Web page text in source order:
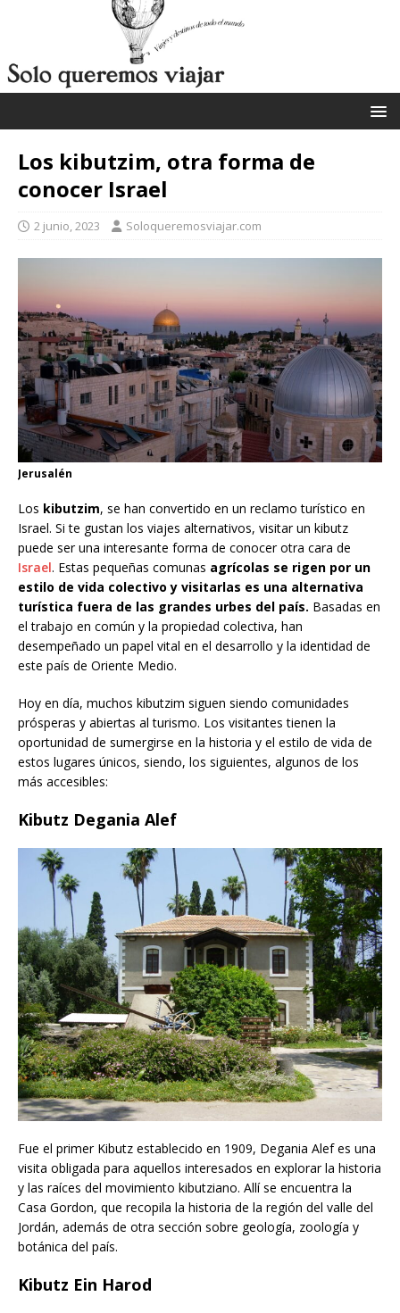
Los kibutzim, otra forma de
conocer Israel
2 junio, 2023 Soloqueremosviajar.com
Jerusalén
Los kibutzim, se han convertido en un reclamo turístico en
Israel. Si te gustan los viajes alternativos, visitar un kibutz
puede ser una interesante forma de conocer otra cara de
Israel. Estas pequeñas comunas agrícolas se rigen por un
estilo de vida colectivo y visitarlas es una alternativa
turística fuera de las grandes urbes del país. Basadas en
el trabajo en común y la propiedad colectiva, han
desempeñado un papel vital en el desarrollo y la identidad de
este país de Oriente Medio.
Hoy en día, muchos kibutzim siguen siendo comunidades
prósperas y abiertas al turismo. Los visitantes tienen la
oportunidad de sumergirse en la historia y el estilo de vida de
estos lugares únicos, siendo, los siguientes, algunos de los
más accesibles:
Kibutz Degania Alef
Fue el primer Kibutz establecido en 1909, Degania Alef es una
visita obligada para aquellos interesados en explorar la historia
y las raíces del movimiento kibutziano. Allí se encuentra la
Casa Gordon, que recopila la historia de la región del valle del
Jordán, además de otra sección sobre geología, zoología y
botánica del país.
Kibutz Ein Harod